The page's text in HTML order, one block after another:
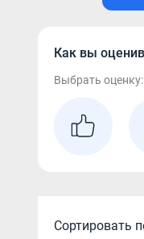
Как вы
Выбрать оценку:
Сортировать